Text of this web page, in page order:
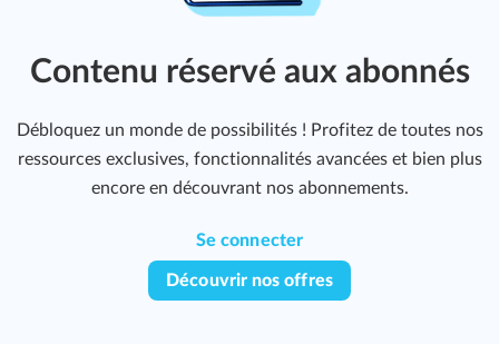
Contenu réservé aux abonnés
Débloquez un monde de possibilités ! Profitez de toutes nos
ressources exclusives, fonctionnalités avancées et bien plus
encore en découvrant nos abonnements.
Se connecter
Découvrir nos offres